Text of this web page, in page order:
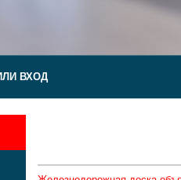
ВХОД